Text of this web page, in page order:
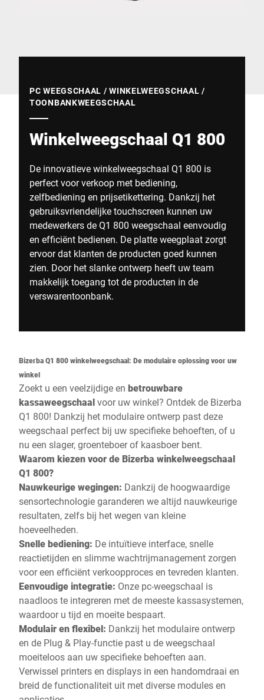
PC WEEGSCHAAL / WINKELWEEGSCHAAL /
TOONBANKWEEGSCHAAL
Winkelweegschaal Q1 800
De innovatieve winkelweegschaal Q1 800 is
perfect voor verkoop met bediening,
zelfbediening en prijsetikettering. Dankzij het
gebruiksvriendelijke touchscreen kunnen uw
medewerkers de Q1 800 weegschaal eenvoudig
en efficiënt bedienen. De platte weegplaat zorgt
ervoor dat klanten de producten goed kunnen
zien. Door het slanke ontwerp heeft uw team
makkelijk toegang tot de producten in de
verswarentoonbank.
Bizerba Q1 800 winkelweegschaal: De modulaire oplossing voor uw
winkel
Zoekt u een veelzijdige en betrouwbare
kassaweegschaalvoor uw winkel? Ontdek de Bizerba
Q1 800! Dankzij het modulaire ontwerp past deze
weegschaal perfect bij uw specifieke behoeften, of u
nu een slager, groenteboer of kaasboer bent.
Waarom kiezen voor de Bizerba winkelweegschaal
Q1 800?
Nauwkeurige wegingen: Dankzij de hoogwaardige
sensortechnologie garanderen we altijd nauwkeurige
resultaten, zelfs bij het wegen van kleine
hoeveelheden.
Snelle bediening: De intuïtieve interface, snelle
reactietijden en slimme wachtrijmanagement zorgen
voor een efficiënt verkoopproces en tevreden klanten.
Eenvoudige integratie: Onze pc-weegschaal is
naadloos te integreren met de meeste kassasystemen,
waardoor u tijd en moeite bespaart.
Modulair en flexibel: Dankzij het modulaire ontwerp
en de Plug & Play-functie past u de weegschaal
moeiteloos aan uw specifieke behoeften aan.
Verwissel printers en displays in een handomdraai en
breid de functionaliteit uit met diverse modules en